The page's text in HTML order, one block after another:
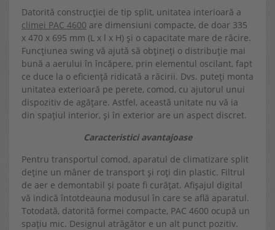
Datorită construcției de tip split, unitatea interioară a
climei PAC 4600 are dimensiuni compacte, de doar 335
x 470 x 695 mm (L x l x H) și o capacitate mare de răcire.
Funcțiunea swing vă ajută să obțineți o distribuție mai
bună a aerului în încăpere, prin elementul oscilant, fapt
ce duce la o eficiență ridicată a răcirii. Dvs. puteți monta
unitatea exterioară pe perete, comod, cu ajutorul unui
dispozitiv de agățare. Astfel, această unitate nu vă ia
din spațiul interior, și în exterior are un aspect discret.
Caracteristici avantajoase
Pentru transportul comod, aparatul de climatizare split
deține un mâner de transport și roți din plastic. Filtrul
de aer e demontabil și poate fi curățat. Afișajul digital
vă indică întotdeauna modusul în care se află aparatul.
Totodată, datorită formei compacte, PAC 4600 ocupă un
spațiu mic. Designul atrăgător e un alt punct pozitiv.